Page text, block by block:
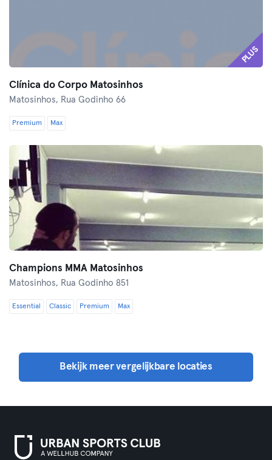
PLUS
Clínica do Corpo Matosinhos
Matosinhos, Rua Godinho 66
Premium Max
Champions MMA Matosinhos
Matosinhos, Rua Godinho 851
Essential Classic Premium Max
Bekijk meer vergelijkbare locaties